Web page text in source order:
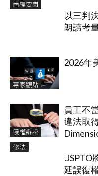
商標要聞
以三判
朗讀考
專家觀點
2026年
侵權訴訟
員工不
違法取
修法
USPTO
延誤復